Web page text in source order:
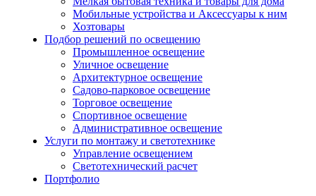
Мобильные устройства и Аксессуары к ним
Хозтовары
Подбор решений по освещению
Промышленное освещение
Уличное освещение
Архитектурное освещение
Садово-парковое освещение
Торговое освещение
Спортивное освещение
Административное освещение
Услуги по монтажу и светотехнике
Управление освещением
Светотехнический расчет
Портфолио